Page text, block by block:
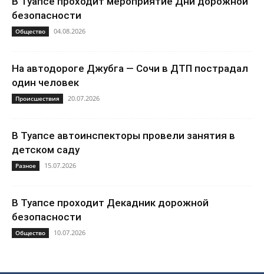
безопасности
Общество 04.08.2026
На автодороге Джубга — Сочи в ДТП пострадал
один человек
Происшествия 20.07.2026
В Туапсе автоинспекторы провели занятия в
детском саду
Разное 15.07.2026
В Туапсе проходит Декадник дорожной
безопасности
Общество 10.07.2026